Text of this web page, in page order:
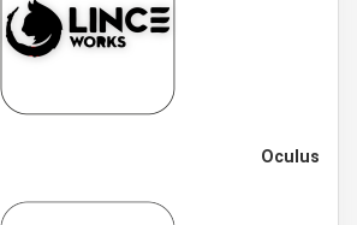
Oculus